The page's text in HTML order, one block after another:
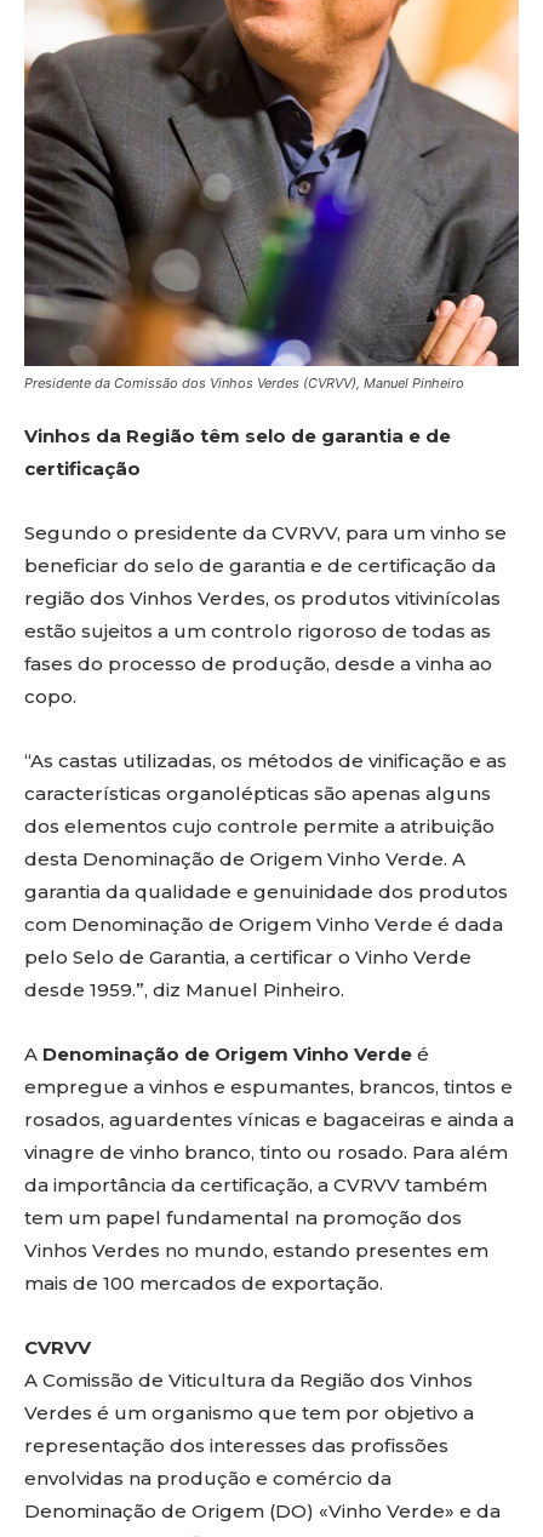
Presidente da Comissão dos Vinhos Verdes (CVRVV), Manuel Pinheiro
Vinhos da Região têm selo de garantia e de
certificação
Segundo o presidente da CVRVV, para um vinho se
beneficiar do selo de garantia e de certificação da
região dos Vinhos Verdes, os produtos vitivinícolas
estão sujeitos a um controlo rigoroso de todas as
fases do processo de produção, desde a vinha ao
copo.
“As castas utilizadas, os métodos de vinificação e as
características organolépticas são apenas alguns
dos elementos cujo controle permite a atribuição
desta Denominação de Origem Vinho Verde. A
garantia da qualidade e genuinidade dos produtos
com Denominação de Origem Vinho Verde é dada
pelo Selo de Garantia, a certificar o Vinho Verde
desde 1959.”, diz Manuel Pinheiro.
A Denominação de Origem Vinho Verde é
empregue a vinhos e espumantes, brancos, tintos e
rosados, aguardentes vínicas e bagaceiras e ainda a
vinagre de vinho branco, tinto ou rosado. Para além
da importância da certificação, a CVRVV também
tem um papel fundamental na promoção dos
Vinhos Verdes no mundo, estando presentes em
mais de 100 mercados de exportação.
CVRVV
A Comissão de Viticultura da Região dos Vinhos
Verdes é um organismo que tem por objetivo a
representação dos interesses das profissões
envolvidas na produção e comércio da
Denominação de Origem (DO) «Vinho Verde» e da